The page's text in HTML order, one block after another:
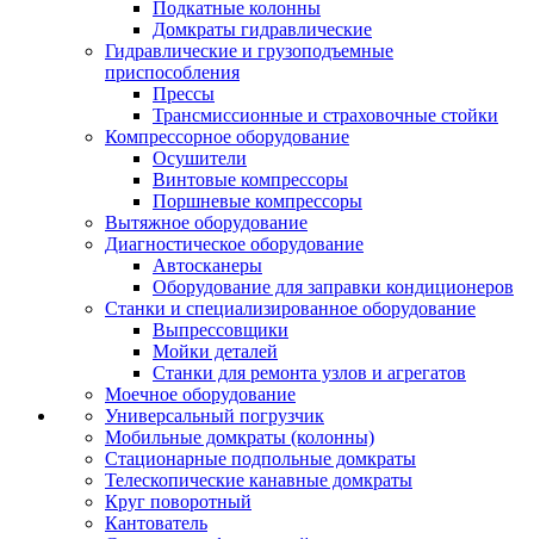
Подкатные колонны
Домкраты гидравлические
Гидравлические и грузоподъемные
приспособления
Прессы
Трансмиссионные и страховочные стойки
Компрессорное оборудование
Осушители
Винтовые компрессоры
Поршневые компрессоры
Вытяжное оборудование
Диагностическое оборудование
Автосканеры
Оборудование для заправки кондиционеров
Станки и специализированное оборудование
Выпрессовщики
Мойки деталей
Станки для ремонта узлов и агрегатов
Моечное оборудование
Универсальный погрузчик
Мобильные домкраты (колонны)
Стационарные подпольные домкраты
Телескопические канавные домкраты
Круг поворотный
Кантователь